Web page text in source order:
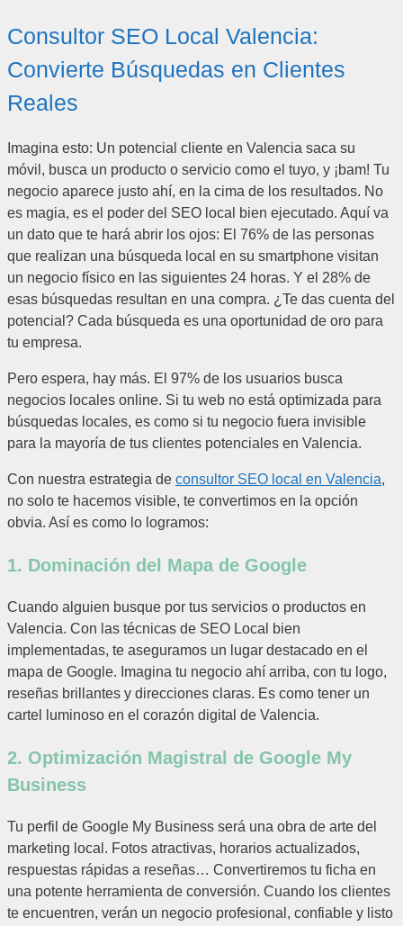
Consultor SEO Local Valencia:
Convierte Búsquedas en Clientes
Reales
Imagina esto: Un potencial cliente en Valencia saca su
móvil, busca un producto o servicio como el tuyo, y ¡bam! Tu
negocio aparece justo ahí, en la cima de los resultados. No
es magia, es el poder del SEO local bien ejecutado. Aquí va
un dato que te hará abrir los ojos: El 76% de las personas
que realizan una búsqueda local en su smartphone visitan
un negocio físico en las siguientes 24 horas. Y el 28% de
esas búsquedas resultan en una compra. ¿Te das cuenta del
potencial? Cada búsqueda es una oportunidad de oro para
tu empresa.
Pero espera, hay más. El 97% de los usuarios busca
negocios locales online. Si tu web no está optimizada para
búsquedas locales, es como si tu negocio fuera invisible
para la mayoría de tus clientes potenciales en Valencia.
Con nuestra estrategia de consultor SEO local en Valencia,
no solo te hacemos visible, te convertimos en la opción
obvia. Así es como lo logramos:
1. Dominación del Mapa de Google
Cuando alguien busque por tus servicios o productos en
Valencia. Con las técnicas de SEO Local bien
implementadas, te aseguramos un lugar destacado en el
mapa de Google. Imagina tu negocio ahí arriba, con tu logo,
reseñas brillantes y direcciones claras. Es como tener un
cartel luminoso en el corazón digital de Valencia.
2. Optimización Magistral de Google My
Business
Tu perfil de Google My Business será una obra de arte del
marketing local. Fotos atractivas, horarios actualizados,
respuestas rápidas a reseñas… Convertiremos tu ficha en
una potente herramienta de conversión. Cuando los clientes
te encuentren, verán un negocio profesional, confiable y listo